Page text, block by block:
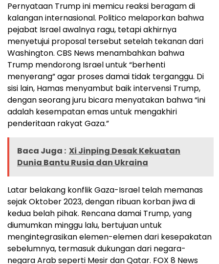
Pernyataan Trump ini memicu reaksi beragam di
kalangan internasional. Politico melaporkan bahwa
pejabat Israel awalnya ragu, tetapi akhirnya
menyetujui proposal tersebut setelah tekanan dari
Washington. CBS News menambahkan bahwa
Trump mendorong Israel untuk “berhenti
menyerang” agar proses damai tidak terganggu. Di
sisi lain, Hamas menyambut baik intervensi Trump,
dengan seorang juru bicara menyatakan bahwa “ini
adalah kesempatan emas untuk mengakhiri
penderitaan rakyat Gaza.”
Baca Juga : Xi Jinping Desak Kekuatan
Dunia Bantu Rusia dan Ukraina
Latar belakang konflik Gaza-Israel telah memanas
sejak Oktober 2023, dengan ribuan korban jiwa di
kedua belah pihak. Rencana damai Trump, yang
diumumkan minggu lalu, bertujuan untuk
mengintegrasikan elemen-elemen dari kesepakatan
sebelumnya, termasuk dukungan dari negara-
negara Arab seperti Mesir dan Qatar. FOX 8 News